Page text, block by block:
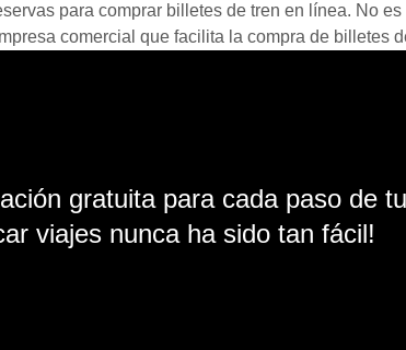
para comprar billetes de tren en línea. No
comercial que facilita la compra de billetes
gratuita para cada paso de tu
viajes nunca ha sido tan fácil!